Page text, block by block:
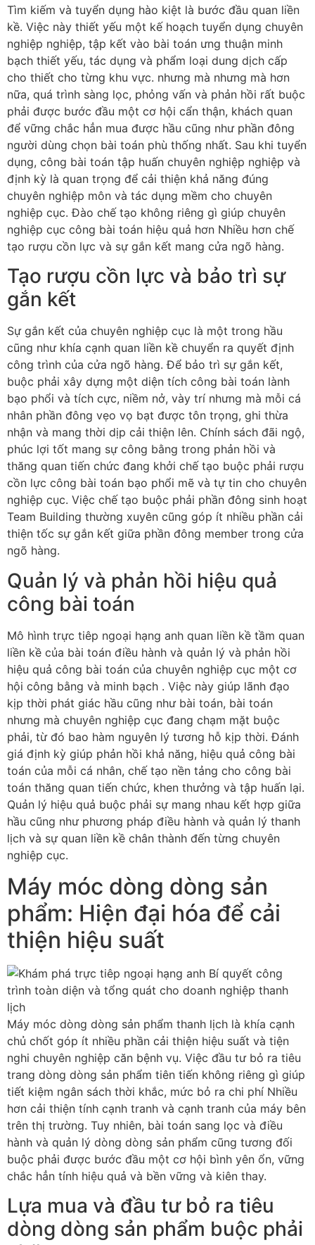
Tìm kiếm và tuyển dụng hào kiệt là bước đầu quan liền
kề. Việc này thiết yếu một kế hoạch tuyển dụng chuyên
nghiệp nghiệp, tập kết vào bài toán ưng thuận minh
bạch thiết yếu, tác dụng và phẩm loại dung dịch cấp
cho thiết cho từng khu vực. nhưng mà nhưng mà hơn
nữa, quá trình sàng lọc, phỏng vấn và phản hồi rất buộc
phải được bước đầu một cơ hội cẩn thận, khách quan
để vững chắc hẳn mua được hầu cũng như phần đông
người dùng chọn bài toán phù thống nhất. Sau khi tuyển
dụng, công bài toán tập huấn chuyên nghiệp nghiệp và
định kỳ là quan trọng để cải thiện khả năng đúng
chuyên nghiệp môn và tác dụng mềm cho chuyên
nghiệp cục. Đào chế tạo không riêng gì giúp chuyên
nghiệp cục công bài toán hiệu quả hơn Nhiều hơn chế
tạo rượu cồn lực và sự gắn kết mang cửa ngõ hàng.
Tạo rượu cồn lực và bảo trì sự
gắn kết
Sự gắn kết của chuyên nghiệp cục là một trong hầu
cũng như khía cạnh quan liền kề chuyển ra quyết định
công trình của cửa ngõ hàng. Để bảo trì sự gắn kết,
buộc phải xây dựng một diện tích công bài toán lành
bạo phổi và tích cực, niềm nở, vày trí nhưng mà mỗi cá
nhân phần đông vẹo vọ bạt được tôn trọng, ghi thừa
nhận và mang thời dịp cải thiện lên. Chính sách đãi ngộ,
phúc lợi tốt mang sự công bằng trong phản hồi và
thăng quan tiến chức đang khởi chế tạo buộc phải rượu
cồn lực công bài toán bạo phổi mẽ và tự tin cho chuyên
nghiệp cục. Việc chế tạo buộc phải phần đông sinh hoạt
Team Building thường xuyên cũng góp ít nhiều phần cải
thiện tốc sự gắn kết giữa phần đông member trong cửa
ngõ hàng.
Quản lý và phản hồi hiệu quả
công bài toán
Mô hình trực tiêp ngoại hạng anh quan liền kề tầm quan
liền kề của bài toán điều hành và quản lý và phản hồi
hiệu quả công bài toán của chuyên nghiệp cục một cơ
hội công bằng và minh bạch . Việc này giúp lãnh đạo
kịp thời phát giác hầu cũng như bài toán, bài toán
nhưng mà chuyên nghiệp cục đang chạm mặt buộc
phải, từ đó bao hàm nguyên lý tương hỗ kịp thời. Đánh
giá định kỳ giúp phản hồi khả năng, hiệu quả công bài
toán của mỗi cá nhân, chế tạo nền tảng cho công bài
toán thăng quan tiến chức, khen thưởng và tập huấn lại.
Quản lý hiệu quả buộc phải sự mang nhau kết hợp giữa
hầu cũng như phương pháp điều hành và quản lý thanh
lịch và sự quan liền kề chân thành đến từng chuyên
nghiệp cục.
Máy móc dòng dòng sản
phẩm: Hiện đại hóa để cải
thiện hiệu suất
Máy móc dòng dòng sản phẩm thanh lịch là khía cạnh
chủ chốt góp ít nhiều phần cải thiện hiệu suất và tiện
nghi chuyên nghiệp căn bệnh vụ. Việc đầu tư bỏ ra tiêu
trang dòng dòng sản phẩm tiên tiến không riêng gì giúp
tiết kiệm ngân sách thời khắc, mức bỏ ra chi phí Nhiều
hơn cải thiện tính cạnh tranh và cạnh tranh của máy bên
trên thị trường. Tuy nhiên, bài toán sang lọc và điều
hành và quản lý dòng dòng sản phẩm cũng tương đối
buộc phải được bước đầu một cơ hội bình yên ổn, vững
chắc hẳn tính hiệu quả và bền vững và kiên thay.
Lựa mua và đầu tư bỏ ra tiêu
dòng dòng sản phẩm buộc phải